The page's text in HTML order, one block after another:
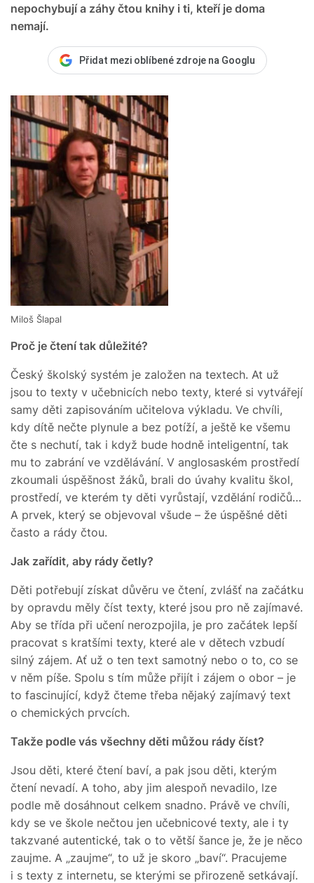
nepochybují a záhy čtou knihy i ti, kteří je doma
nemají.
Přidat mezi oblíbené zdroje na Googlu
Miloš Šlapal
Proč je čtení tak důležité?
Český školský systém je založen na textech. At už
jsou to texty v učebnicích nebo texty, které si vytvářejí
samy děti zapisováním učitelova výkladu. Ve chvíli,
kdy dítě nečte plynule a bez potíží, a ještě ke všemu
čte s nechutí, tak i když bude hodně inteligentní, tak
mu to zabrání ve vzdělávání. V anglosaském prostředí
zkoumali úspěšnost žáků, brali do úvahy kvalitu škol,
prostředí, ve kterém ty děti vyrůstají, vzdělání rodičů…
A prvek, který se objevoval všude – že úspěšné děti
často a rády čtou.
Jak zařídit, aby rády četly?
Děti potřebují získat důvěru ve čtení, zvlášť na začátku
by opravdu měly číst texty, které jsou pro ně zajímavé.
Aby se třída při učení nerozpojila, je pro začátek lepší
pracovat s kratšími texty, které ale v dětech vzbudí
silný zájem. Ať už o ten text samotný nebo o to, co se
v něm píše. Spolu s tím může přijít i zájem o obor – je
to fascinující, když čteme třeba nějaký zajímavý text
o chemických prvcích.
Takže podle vás všechny děti můžou rády číst?
Jsou děti, které čtení baví, a pak jsou děti, kterým
čtení nevadí. A toho, aby jim alespoň nevadilo, lze
podle mě dosáhnout celkem snadno. Právě ve chvíli,
kdy se ve škole nečtou jen učebnicové texty, ale i ty
takzvané autentické, tak o to větší šance je, že je něco
zaujme. A „zaujme“, to už je skoro „baví“. Pracujeme
i s texty z internetu, se kterými se přirozeně setkávají.